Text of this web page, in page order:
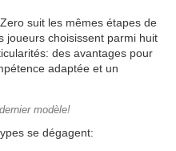
suit les mêmes étapes de
joueurs choisissent parmi huit
des avantages pour
adaptée et un
modèle!
se dégagent: